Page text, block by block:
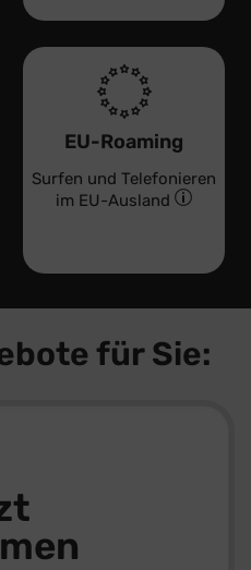
EU-Roaming
Surfen und Telefonieren
im EU-Ausland
für Sie: